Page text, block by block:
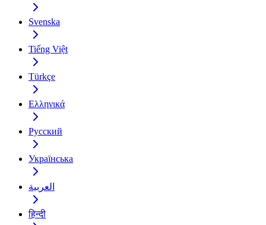
Svenska
Tiếng Việt
Türkçe
Ελληνικά
Русский
Українська
العربية
हिन्दी